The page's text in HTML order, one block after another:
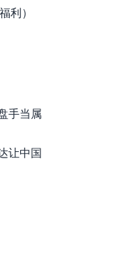
利）
手当属
让中国